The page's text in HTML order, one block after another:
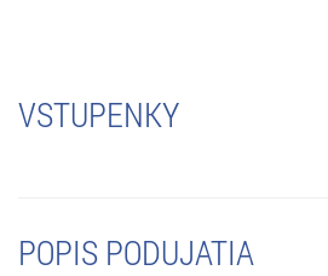
VSTUPENKY
POPIS PODUJATIA